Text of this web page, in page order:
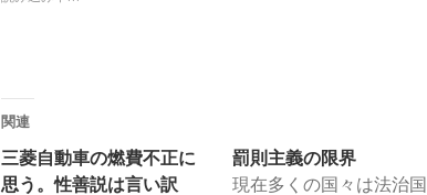
関連
三菱自動車の燃費不正に
思う。性善説は言い訳
罰則主義の限界
現在多くの国々は法治国